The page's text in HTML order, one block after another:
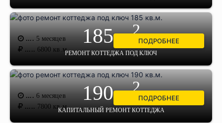
185 м2
РЕМОНТ КОТТЕДЖА ПОД КЛЮЧ
.... 5 месяцев
..... 6800 кв.м.
ПОДРОБНЕЕ
190 м2
КАПИТАЛЬНЫЙ РЕМОНТ КОТТЕДЖА
.... 6 месяцев
..... 7800 кв.м.
ПОДРОБНЕЕ